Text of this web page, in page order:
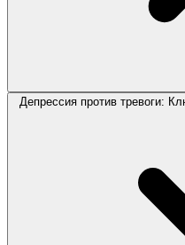
Депрессия против тревоги: